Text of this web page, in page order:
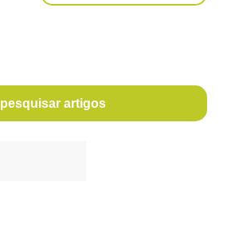
pesquisar artigos